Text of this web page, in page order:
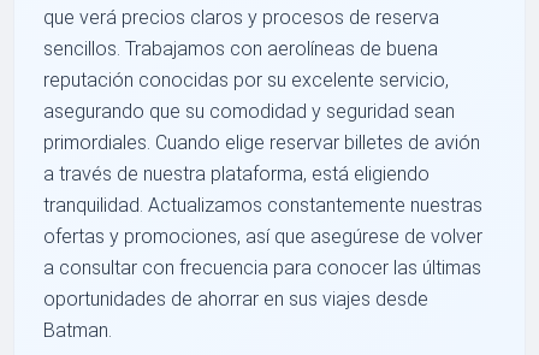
que verá precios claros y procesos de reserva
sencillos. Trabajamos con aerolíneas de buena
reputación conocidas por su excelente servicio,
asegurando que su comodidad y seguridad sean
primordiales. Cuando elige reservar billetes de avión
a través de nuestra plataforma, está eligiendo
tranquilidad. Actualizamos constantemente nuestras
ofertas y promociones, así que asegúrese de volver
a consultar con frecuencia para conocer las últimas
oportunidades de ahorrar en sus viajes desde
Batman.